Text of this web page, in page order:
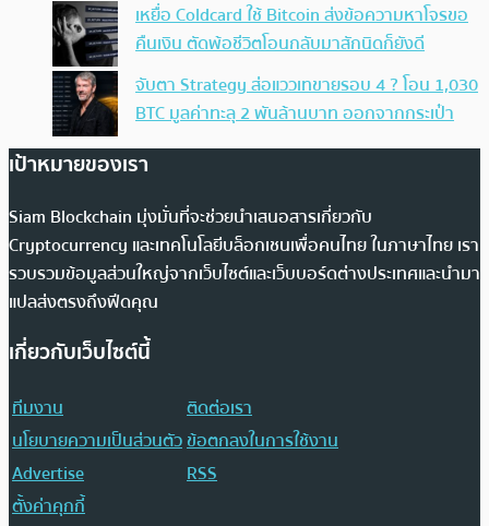
เหยื่อ Coldcard ใช้ Bitcoin ส่งข้อความหาโจรขอ
คืนเงิน ตัดพ้อชีวิตโอนกลับมาสักนิดก็ยังดี
จับตา Strategy ส่อแววเทขายรอบ 4 ? โอน 1,030
BTC มูลค่าทะลุ 2 พันล้านบาท ออกจากกระเป๋า
เป้าหมายของเรา
Siam Blockchain มุ่งมั่นที่จะช่วยนำเสนอสารเกี่ยวกับ
Cryptocurrency และเทคโนโลยีบล็อกเชนเพื่อคนไทย ในภาษาไทย เรา
รวบรวมข้อมูลส่วนใหญ่จากเว็บไซต์และเว็บบอร์ดต่างประเทศและนำมา
แปลส่งตรงถึงฟีดคุณ
เกี่ยวกับเว็บไซต์นี้
ทีมงาน
ติดต่อเรา
นโยบายความเป็นส่วนตัวข้อตกลงในการใช้งาน
Advertise
RSS
ตั้งค่าคุกกี้